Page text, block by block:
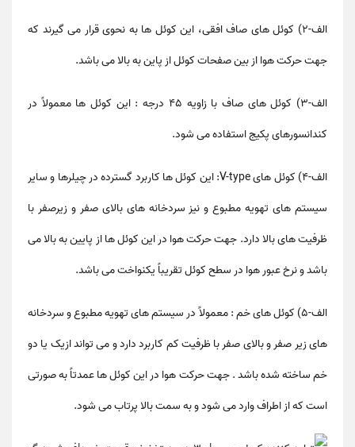
الف-۲) کوئل های صاف افقی، این کوئل ها به نحوی قرار می گیرند که
جهت حرکت هوا از بین صفحات کوئل از پاین به بالا می باشد.
الف-۳) کوئل های صاف با زاویه ۴۵ درجه : این کوئل ها معمولاً در
کندانسورهای پکیج استفاده می شود.
الف-۴) کوئل های V-type: این کوئل ها کاربرد گسترده در چیلرها و سایر
سیستم های تهویه مطبوع و نیز سردخانه های بالای صفر و زیرصفر با
ظرفیت های بالا دارد. جهت حرکت هوا در این کوئل ها از پایین به بالا می
باشد و نرخ عبور هوا در سطح کوئل تقریباً یکنواخت می باشد.
الف-۵) کوئل های خم : معمولاً در سیستم های تهویه مطبوع و سردخانه
های زیر صفر و بالای صفر با ظرفیت کم کاربرد دارد و می تواند ازیک یا دو
خم ساخته شده باشد . جهت حرکت هوا در این کوئل ها عمدتاً به صورتی
است که از اطراف وارد می شود و به سمت بالا پرتاب می شود.